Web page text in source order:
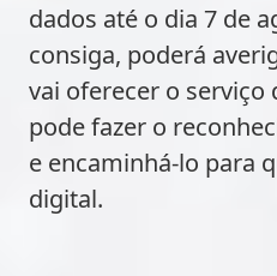
dados até o dia 7 de
consiga, poderá
vai oferecer o serviço
pode fazer o
e encaminhá-lo para
digital.